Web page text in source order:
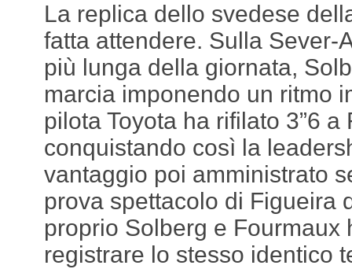
La replica dello svedese
fatta attendere. Sulla Sever-
più lunga della giornata,
marcia imponendo un ritmo
pilota Toyota ha rifilato 3”6 a
conquistando così la
vantaggio poi amministrato
prova spettacolo di Figueira
proprio Solberg e Fourmaux
registrare lo stesso identico